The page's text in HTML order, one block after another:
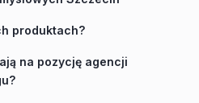
produktach?
na pozycję agencji